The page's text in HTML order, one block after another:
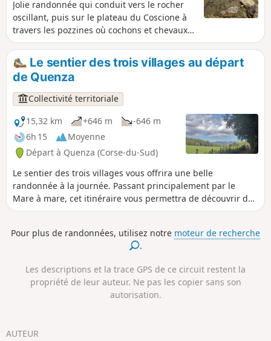
Jolie randonnée qui conduit vers le rocher
oscillant, puis sur le plateau du Coscione à
travers les pozzines où cochons et chevaux
sont en liberté. Nous longeons ensuite le
ruisseau de Giavingiolu qu'il faudra franchir
à plusieurs reprises à gué. La descente
s'effectue ensuite en longeant et
surplombant la très belle gorge du
Chiuvone.
Le sentier des trois villages au départ
de Quenza
Collectivité territoriale
15,32 km
+646 m
-646 m
6h 15
Moyenne
Départ à Quenza (Corse-du-Sud)
Le sentier des trois villages vous offrira une belle
randonnée à la journée. Passant principalement par le
Mare à mare, cet itinéraire vous permettra de découvrir des
villages authentiques de la région des hauts de l'Alta Rocca
emprunterez des sentiers de liaison autrefois utilisés par
les habitants pour aller de village en village.
Pour plus de randonnées, utilisez notre moteur de recherche
.
Les descriptions et la trace GPS de ce circuit restent la
propriété de leur auteur. Ne pas les copier sans son
autorisation.
AUTEUR